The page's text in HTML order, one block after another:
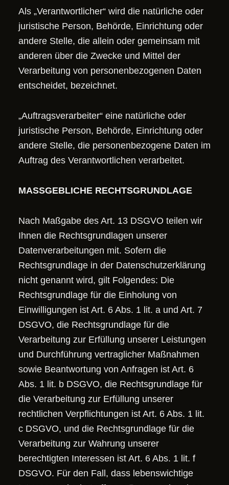
Als „Verantwortlicher“ wird die natürliche oder
juristische Person, Behörde, Einrichtung oder
andere Stelle, die allein oder gemeinsam mit
anderen über die Zwecke und Mittel der
Verarbeitung von personenbezogenen Daten
entscheidet, bezeichnet.
„Auftragsverarbeiter“ eine natürliche oder
juristische Person, Behörde, Einrichtung oder
andere Stelle, die personenbezogene Daten im
Auftrag des Verantwortlichen verarbeitet.
MASSGEBLICHE RECHTSGRUNDLAGE
Nach Maßgabe des Art. 13 DSGVO teilen wir
Ihnen die Rechtsgrundlagen unserer
Datenverarbeitungen mit. Sofern die
Rechtsgrundlage in der Datenschutzerklärung
nicht genannt wird, gilt Folgendes: Die
Rechtsgrundlage für die Einholung von
Einwilligungen ist Art. 6 Abs. 1 lit. a und Art. 7
DSGVO, die Rechtsgrundlage für die
Verarbeitung zur Erfüllung unserer Leistungen
und Durchführung vertraglicher Maßnahmen
sowie Beantwortung von Anfragen ist Art. 6
Abs. 1 lit. b DSGVO, die Rechtsgrundlage für
die Verarbeitung zur Erfüllung unserer
rechtlichen Verpflichtungen ist Art. 6 Abs. 1 lit.
c DSGVO, und die Rechtsgrundlage für die
Verarbeitung zur Wahrung unserer
berechtigten Interessen ist Art. 6 Abs. 1 lit. f
DSGVO. Für den Fall, dass lebenswichtige